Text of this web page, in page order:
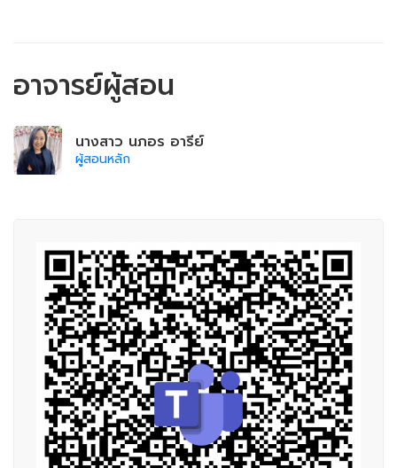
อาจารย์ผู้สอน
นางสาว นภอร อารีย์
ผู้สอนหลัก